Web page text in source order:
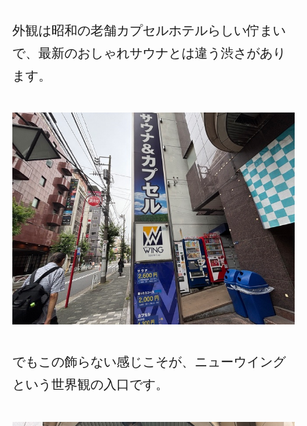
外観は昭和の老舗カプセルホテルらしい佇まい
で、最新のおしゃれサウナとは違う渋さがあり
ます。
でもこの飾らない感じこそが、ニューウイング
という世界観の入口です。